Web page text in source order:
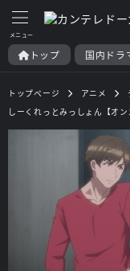
トップ 国内ドラ
トップページ アニメ
しーくれっとみっしょん【オン